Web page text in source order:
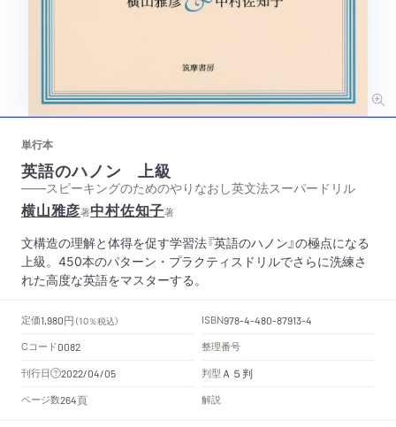
単行本
英語のハノン 上級
——スピーキングのためのやりなおし英文法スーパードリル
横山雅彦著中村佐知子著
文構造の理解と体得を促す学習法『英語のハノン』の極点になる
上級。450本のパターン・プラクティスドリルでさらに洗練さ
れた高度な英語をマスターする。
定価1,980円 （10％税込） ISBN978-4-480-87913-4
Cコード0082
整理番号
刊行日
2022/04/05 判型 Ａ５判
ページ数264頁 解説